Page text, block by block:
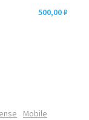
500,00₽
Mobile